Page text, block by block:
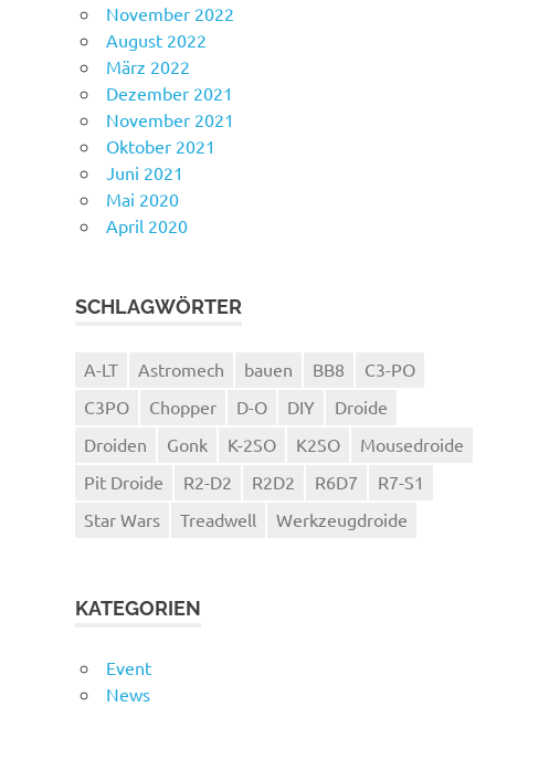
November 2022
August 2022
März 2022
Dezember 2021
November 2021
Oktober 2021
Juni 2021
Mai 2020
April 2020
SCHLAGWÖRTER
A-LT Astromech bauen BB8
C3-PO
C3PO
Chopper D-O DIY
Droide
Droiden
Gonk K-2SO K2SO
Mousedroide
Pit Droide
R2-D2 R2D2 R6D7
R7-S1
Star Wars
Treadwell Werkzeugdroide
KATEGORIEN
Event
News